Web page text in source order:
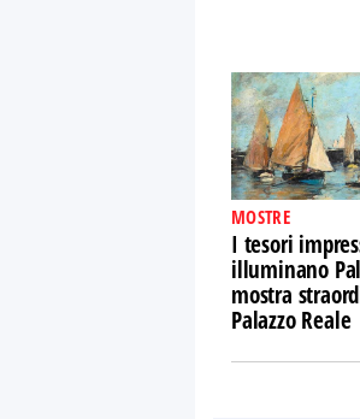
MOSTRE
I tesori
illuminano
mostra
Palazzo Reale